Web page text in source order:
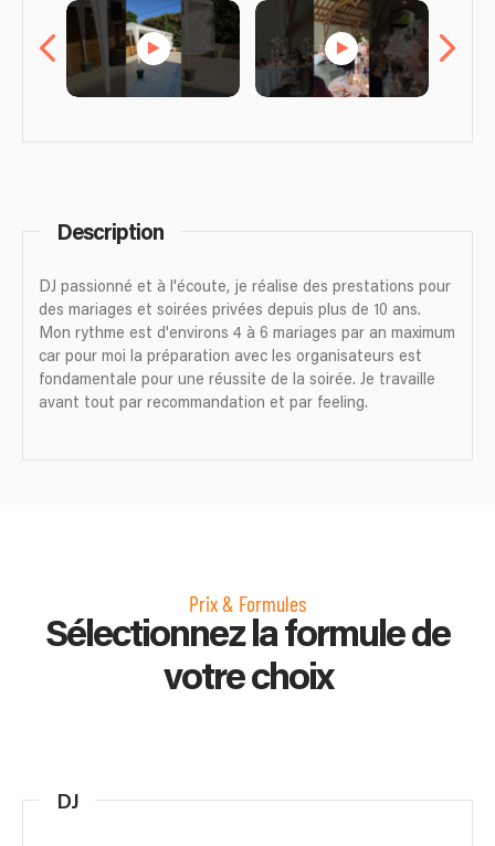
Description
DJ passionné et à l'écoute, je réalise des prestations pour
des mariages et soirées privées depuis plus de 10 ans.
Mon rythme est d'environs 4 à 6 mariages par an maximum
car pour moi la préparation avec les organisateurs est
fondamentale pour une réussite de la soirée. Je travaille
avant tout par recommandation et par feeling.
Prix & Formules
Sélectionnez la formule de
votre choix
DJ